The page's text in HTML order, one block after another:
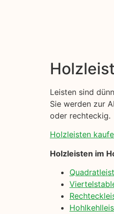
Leisten sind
Sie werden zur
oder rechteckig.
Holzleisten
Holzleisten im